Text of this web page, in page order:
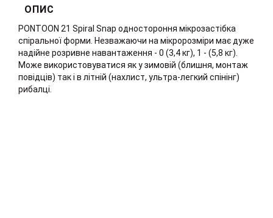
ОПИС
PONTOON 21 Spiral Snap одностороння мікрозастібка
спіральної форми. Незважаючи на мікророзміри має дуже
надійне розривне навантаження - 0 (3,4 кг), 1 - (5,8 кг).
Може використовуватися як у зимовій (блишня, монтаж
повідців) так і в літній (нахлист, ультра-легкий спінінг)
рибалці.